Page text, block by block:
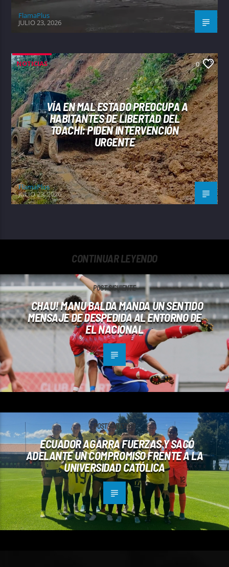
FlamaPlus
JULIO 23, 2026
NOTICIAS 0
VÍA EN MAL ESTADO PREOCUPA A
HABITANTES DE LIBERTAD DEL
TOACHI: PIDEN INTERVENCIÓN
URGENTE
FlamaPlus
JULIO 23, 2026
CONTINUAR LEYENDO
POST SIGUIENTE
CHAU! MANU BALDA MANDA UN SENTIDO
MENSAJE DE DESPEDIDA AL ENTORNO DE
EL NACIONAL
POST ANTERIOR
ECUADOR AGARRA FUERZAS Y SACÓ
ADELANTE UN COMPROMISO FRENTE A LA
UNIVERSIDAD CATÓLICA